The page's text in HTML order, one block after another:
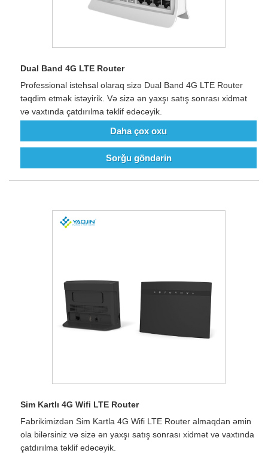
Dual Band 4G LTE Router
Professional istehsal olaraq sizə Dual Band 4G LTE Router
təqdim etmək istəyirik. Və sizə ən yaxşı satış sonrası xidmət
və vaxtında çatdırılma təklif edəcəyik.
Daha çox oxu
Sorğu göndərin
Sim Kartlı 4G Wifi LTE Router
Fabrikimizdən Sim Kartla 4G Wifi LTE Router almaqdan əmin
ola bilərsiniz və sizə ən yaxşı satış sonrası xidmət və vaxtında
çatdırılma təklif edəcəyik.